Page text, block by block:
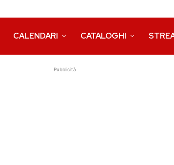
CALENDARI CATALOGHI
Pubblicità